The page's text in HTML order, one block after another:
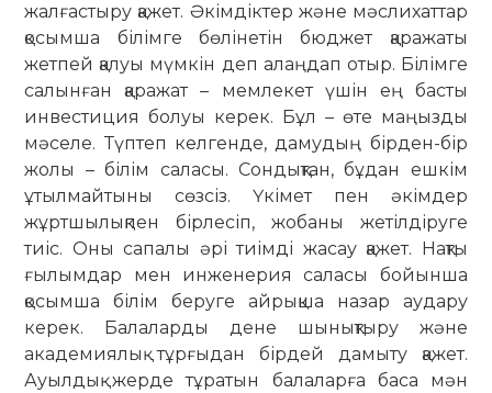
жалғастыру қажет. Әкімдіктер және мәслихаттар
қосымша білімге бөлінетін бюджет қаражаты
жетпей қалуы мүмкін деп алаңдап отыр. Білімге
салынған қаражат – мемлекет үшін ең басты
инвестиция болуы керек. Бұл – өте маңызды
мәселе. Түптеп келгенде, дамудың бірден-бір
жолы – білім саласы. Сондықтан, бұдан ешкім
ұтылмайтыны сөзсіз. Үкімет пен әкімдер
жұртшылықпен бірлесіп, жобаны жетілдіруге
тиіс. Оны сапалы әрі тиімді жасау қажет. Нақты
ғылымдар мен инженерия саласы бойынша
қосымша білім беруге айрықша назар аудару
керек. Балаларды дене шынықтыру және
академиялық тұрғыдан бірдей дамыту қажет.
Ауылдық жерде тұратын балаларға баса мән